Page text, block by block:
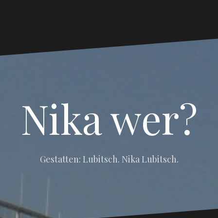
Nika wer?
Gestatten: Lubitsch. Nika Lubitsch.